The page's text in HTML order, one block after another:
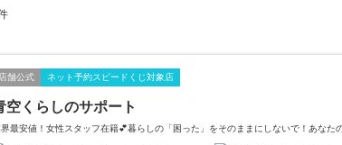
店舗公式 ネット予約スピードくじ対象店
空くらしのサポート
最安値！女性スタッフ在籍💕暮らしの「困った」をそのままにしないで！あなた